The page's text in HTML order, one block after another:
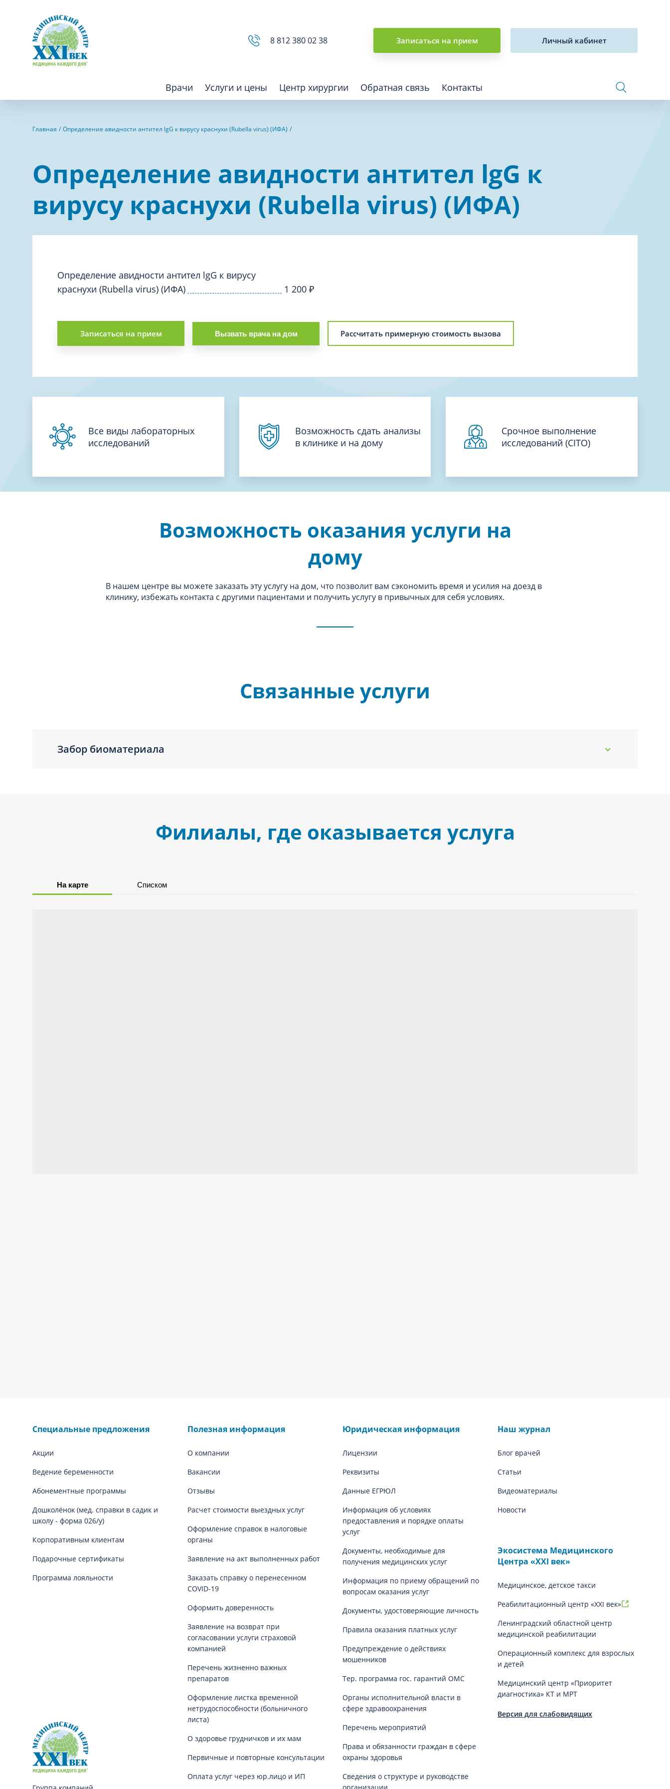
8 812 380 02 38 Записаться на прием Личный кабинет
Врачи Услуги и цены
Аллергология
Анестезиология
Аритмология
Гематология
Гинекология
Дерматология
Косметология
Лабораторная диагностика
Лечебная физкультура после травм и
операций
Логопедия
Массаж
Нейропсихология
Остеопатия
Офтальмология
Превентивная медицина
Ревматология
Рентген
Стоматология
Сурдология
Терапия
Хирургия
Центр хирургии Обратная связь Контакты
Главная Определение авидности антител lgG к вирусу краснухи (Rubella virus) (ИФА)
Определение авидности антител lgG к
вирусу краснухи (Rubella virus) (ИФА)
Определение авидности антител lgG к вирусу
краснухи (Rubella virus) (ИФА)
1 200 ₽
Записаться на прием Вызвать врача на дом Рассчитать примерную стоимость вызова
Все виды лабораторных
исследований
Возможность сдать анализы
в клинике и на дому
Срочное выполнение
исследований (CITO)
Возможность оказания услуги на
дому
В нашем центре вы можете заказать эту услугу на дом, что позволит вам сэкономить время и усилия на доезд в
клинику, избежать контакта с другими пациентами и получить услугу в привычных для себя условиях.
Связанные услуги
Забор биоматериала
Филиалы, где оказывается услуга
На карте Списком
Специальные предложения
Акции
Ведение беременности
Абонементные программы
Дошколёнок (мед. справки в садик и
школу - форма 026/у)
Корпоративным клиентам
Подарочные сертификаты
Программа лояльности
Полезная информация
О компании
Вакансии
Отзывы
Расчет стоимости выездных услуг
Оформление справок в налоговые
органы
Заявление на акт выполненных работ
Заказать справку о перенесенном
COVID-19
Оформить доверенность
Заявление на возврат при
согласовании услуги страховой
компанией
Перечень жизненно важных
препаратов
Оформление листка временной
нетрудоспособности (больничного
листа)
О здоровье грудничков и их мам
Первичные и повторные консультации
Оплата услуг через юр.лицо и ИП
Юридическая информация
Лицензии
Реквизиты
Данные ЕГРЮЛ
Информация об условиях
предоставления и порядке оплаты
услуг
Документы, необходимые для
получения медицинских услуг
Информация по приему обращений по
вопросам оказания услуг
Документы, удостоверяющие личность
Правила оказания платных услуг
Предупреждение о действиях
мошенников
Тер. программа гос. гарантий ОМС
Органы исполнительной власти в
сфере здравоохранения
Перечень мероприятий
Права и обязанности граждан в сфере
охраны здоровья
Сведения о структуре и руководстве
Наш журнал
Блог врачей
Статьи
Видеоматериалы
Новости
Экосистема Медицинского
Центра «‎XXI век»
Медицинское, детское такси
Реабилитационный центр «XXI век»
Ленинградский областной центр
медицинской реабилитации
Операционный комплекс для взрослых
и детей
Медицинский центр «Приоритет
диагностика» КТ и МРТ
Версия для слабовидящих